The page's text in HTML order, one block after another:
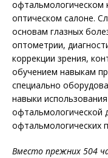
офтальмологическом
оптическом салоне.
основам глазных
оптометрии,
коррекции зрения,
обучением навыкам
специально
навыки
офтальмологической
офтальмологических
Вместо прежних 504